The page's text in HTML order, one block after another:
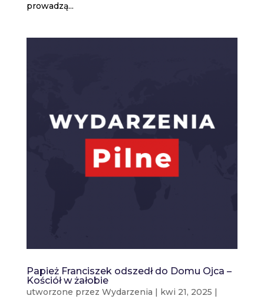
prowadzą...
Papież Franciszek odszedł do Domu Ojca –
Kościół w żałobie
utworzone przez Wydarzenia | kwi 21, 2025 |